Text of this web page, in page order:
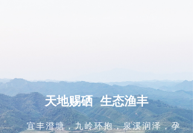
天地赐硒 生态渔丰
宜丰澄塘，九岭环抱，泉溪润泽，孕